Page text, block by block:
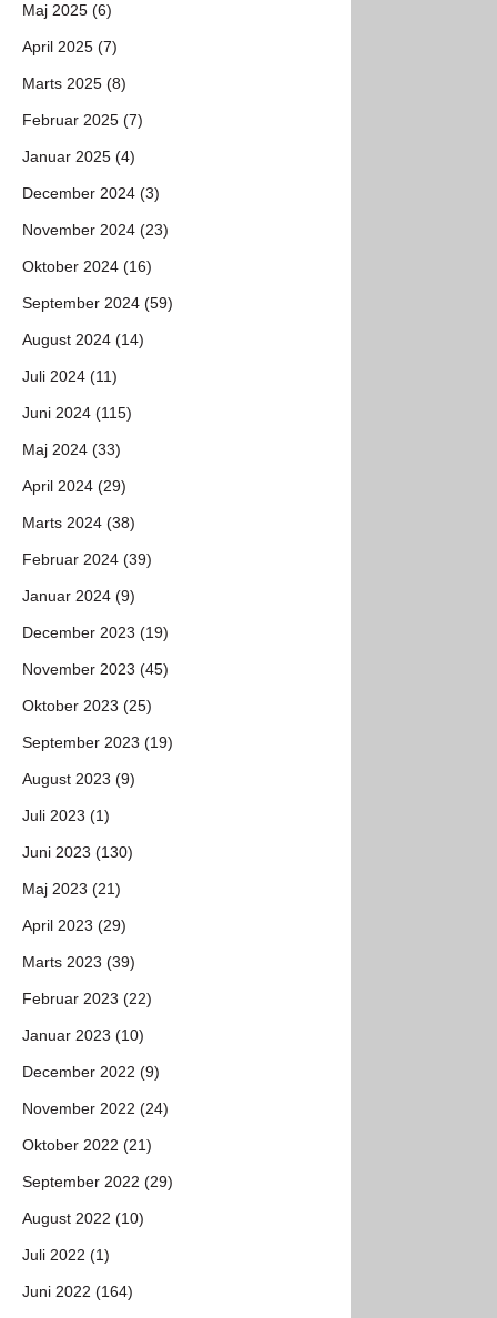
Maj 2025 (6)
April 2025 (7)
Marts 2025 (8)
Februar 2025 (7)
Januar 2025 (4)
December 2024 (3)
November 2024 (23)
Oktober 2024 (16)
September 2024 (59)
August 2024 (14)
Juli 2024 (11)
Juni 2024 (115)
Maj 2024 (33)
April 2024 (29)
Marts 2024 (38)
Februar 2024 (39)
Januar 2024 (9)
December 2023 (19)
November 2023 (45)
Oktober 2023 (25)
September 2023 (19)
August 2023 (9)
Juli 2023 (1)
Juni 2023 (130)
Maj 2023 (21)
April 2023 (29)
Marts 2023 (39)
Februar 2023 (22)
Januar 2023 (10)
December 2022 (9)
November 2022 (24)
Oktober 2022 (21)
September 2022 (29)
August 2022 (10)
Juli 2022 (1)
Juni 2022 (164)